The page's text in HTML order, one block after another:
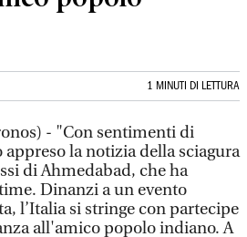
1 MINUTI DI LETTURA
- "Con sentimenti di
la notizia della sciagura
di Ahmedabad, che ha
Dinanzi a un evento
l’Italia si stringe con partecipe
all'amico popolo indiano. A